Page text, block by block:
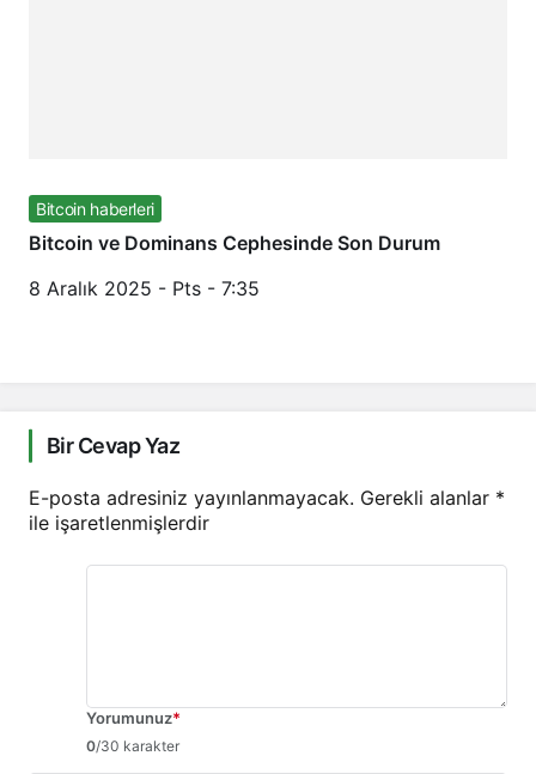
Bitcoin haberleri
Bitcoin ve Dominans Cephesinde Son Durum
8 Aralık 2025 - Pts - 7:35
Bir Cevap Yaz
E-posta adresiniz yayınlanmayacak. Gerekli alanlar *
ile işaretlenmişlerdir
Yorumunuz*
0/30 karakter